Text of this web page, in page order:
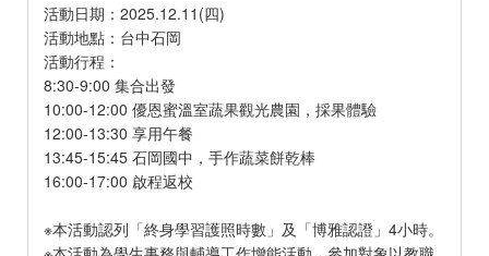
活動日期：2025.12.11(四)
活動地點：台中石岡
活動行程：
8:30-9:00 集合出發
10:00-12:00 優恩蜜溫室蔬果觀光農園，採果體驗
12:00-13:30 享用午餐
13:45-15:45 石岡國中，手作蔬菜餅乾棒
16:00-17:00 啟程返校
※本活動認列「終身學習護照時數」及「博雅認證」4小時。